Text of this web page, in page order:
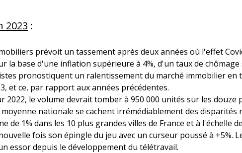
2023 :
prévoit un tassement après deux années où l'effet
la base d'une inflation supérieure à 4%, d'un taux de
pronostiquent un ralentissement du marché immobilier
et ce, par rapport aux années précédentes.
2022, le volume devrait tomber à 950 000 unités sur les
nationale se cachent irrémédiablement des disparités
de 1% dans les 10 plus grandes villes de France et à l'échelle
fois son épingle du jeu avec un curseur poussé à +5%.
essor depuis le développement du télétravail.